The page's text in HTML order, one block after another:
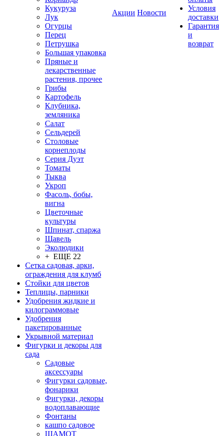
Кукуруза
Лук
Огурцы
Перец
Петрушка
Большая упаковка
Пряные и
лекарственные
растения, прочее
Грибы
Картофель
Клубника,
земляника
Салат
Сельдерей
Столовые
корнеплоды
Серия Дуэт
Томаты
Тыква
Укроп
Фасоль, бобы,
вигна
Цветочные
культуры
Шпинат, спаржа
Щавель
Эколюдики
+ ЕЩЕ 22
Сетка садовая, арки,
ограждения для клумб
Стойки для цветов
Теплицы, парники
Удобрения жидкие и
килограммовые
Удобрения
пакетированные
Укрывной материал
Фигурки и декоры для
сада
Садовые
аксессуары
Фигурки садовые,
фонарики
Фигурки, декоры
водоплавающие
Фонтаны
кашпо садовое
ШАМОТ
Акции Новости
Условия
доставки
Гарантия
и
возврат